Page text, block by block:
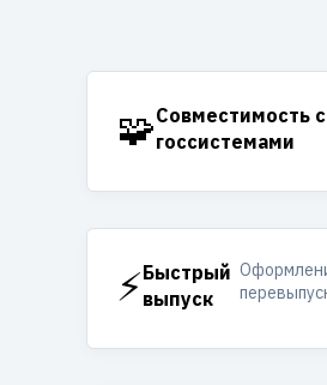
🧩Совместимость с
госсистемами
⚡Быстрый
выпуск